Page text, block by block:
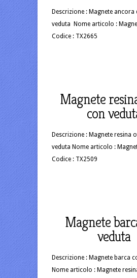
Descrizione : Magnete ancora
veduta Nome articolo :
Codice : TX2665
Magnete
con
Descrizione : Magnete resina
veduta Nome articolo :
Codice : TX2509
Magnete
veduta
Descrizione : Magnete barca
Nome articolo : Magnete